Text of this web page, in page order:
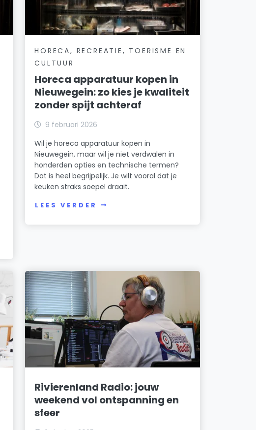
HORECA, RECREATIE, TOERISME EN
CULTUUR
Horeca apparatuur kopen in
Nieuwegein: zo kies je kwaliteit
zonder spijt achteraf
9 februari 2026
Wil je horeca apparatuur kopen in
Nieuwegein, maar wil je niet verdwalen in
honderden opties en technische termen?
Dat is heel begrijpelijk. Je wilt vooral dat je
keuken straks soepel draait.
LEES VERDER
Rivierenland Radio: jouw
weekend vol ontspanning en
sfeer